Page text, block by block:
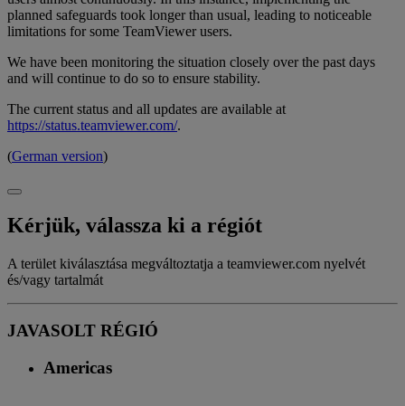
planned safeguards took longer than usual, leading to noticeable
limitations for some TeamViewer users.
We have been monitoring the situation closely over the past days
and will continue to do so to ensure stability.
The current status and all updates are available at
https://status.teamviewer.com/.
(German version)
Kérjük, válassza ki a régiót
A terület kiválasztása megváltoztatja a teamviewer.com nyelvét
és/vagy tartalmát
JAVASOLT RÉGIÓ
Americas